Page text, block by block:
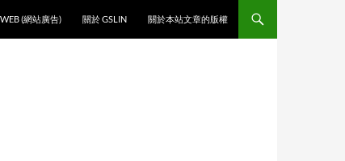
(網站廣告)
關於 GSLIN 關於本站文章的版權